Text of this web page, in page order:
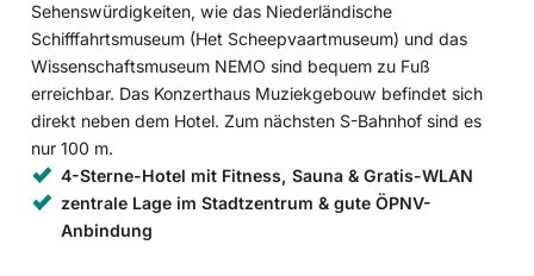
Sehenswürdigkeiten, wie das Niederländische
Schifffahrtsmuseum (Het Scheepvaartmuseum) und das
Wissenschaftsmuseum NEMO sind bequem zu Fuß
erreichbar. Das Konzerthaus Muziekgebouw befindet sich
direkt neben dem Hotel. Zum nächsten S-Bahnhof sind es
nur 100 m.
4-Sterne-Hotel mit Fitness, Sauna & Gratis-WLAN
zentrale Lage im Stadtzentrum & gute ÖPNV-
Anbindung